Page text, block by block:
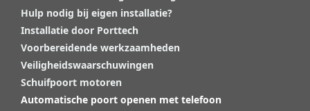
Hulp nodig bij eigen installatie?
Installatie door Porttech
Voorbereidende werkzaamheden
Veiligheidswaarschuwingen
Schuifpoort motoren
Automatische poort openen met telefoon